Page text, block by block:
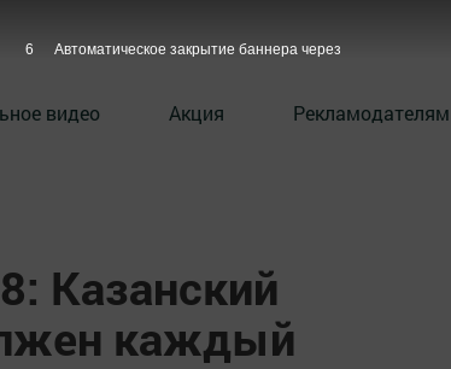
видео Акция Рекламодателям
Казанский
каждый
4 Автоматическое закрытие баннера через